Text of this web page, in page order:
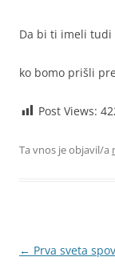
Da bi ti imeli
ko bomo prišli
Post Views:
Ta vnos je objavil/a
Krmarjenje
← Prva sveta